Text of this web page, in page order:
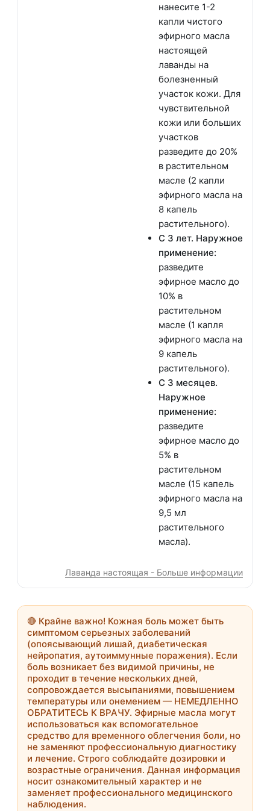
нанесите 1-2
капли чистого
эфирного масла
настоящей
лаванды на
болезненный
участок кожи. Для
чувствительной
кожи или больших
участков
разведите до 20%
в растительном
масле (2 капли
эфирного масла на
8 капель
растительного).
С 3 лет. Наружное
применение:
разведите
эфирное масло до
10% в
растительном
масле (1 капля
эфирного масла на
9 капель
растительного).
С 3 месяцев.
Наружное
применение:
разведите
эфирное масло до
5% в
растительном
масле (15 капель
эфирного масла на
9,5 мл
растительного
масла).
Лаванда настоящая - Больше информации
🔴 Крайне важно! Кожная боль может быть
симптомом серьезных заболеваний
(опоясывающий лишай, диабетическая
нейропатия, аутоиммунные поражения). Если
боль возникает без видимой причины, не
проходит в течение нескольких дней,
сопровождается высыпаниями, повышением
температуры или онемением — НЕМЕДЛЕННО
ОБРАТИТЕСЬ К ВРАЧУ. Эфирные масла могут
использоваться как вспомогательное
средство для временного облегчения боли, но
не заменяют профессиональную диагностику
и лечение. Строго соблюдайте дозировки и
возрастные ограничения. Данная информация
носит ознакомительный характер и не
заменяет профессионального медицинского
наблюдения.